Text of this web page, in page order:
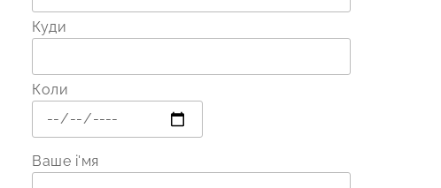
Куди
Коли
Ваше і'мя